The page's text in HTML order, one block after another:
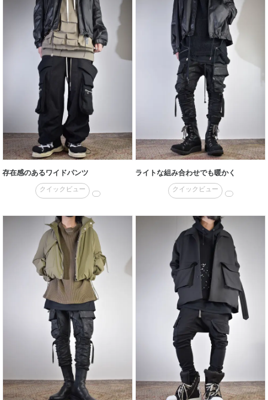
存在感のあるワイドパンツ
クイックビュー
ライトな組み合わせでも暖かく
クイックビュー